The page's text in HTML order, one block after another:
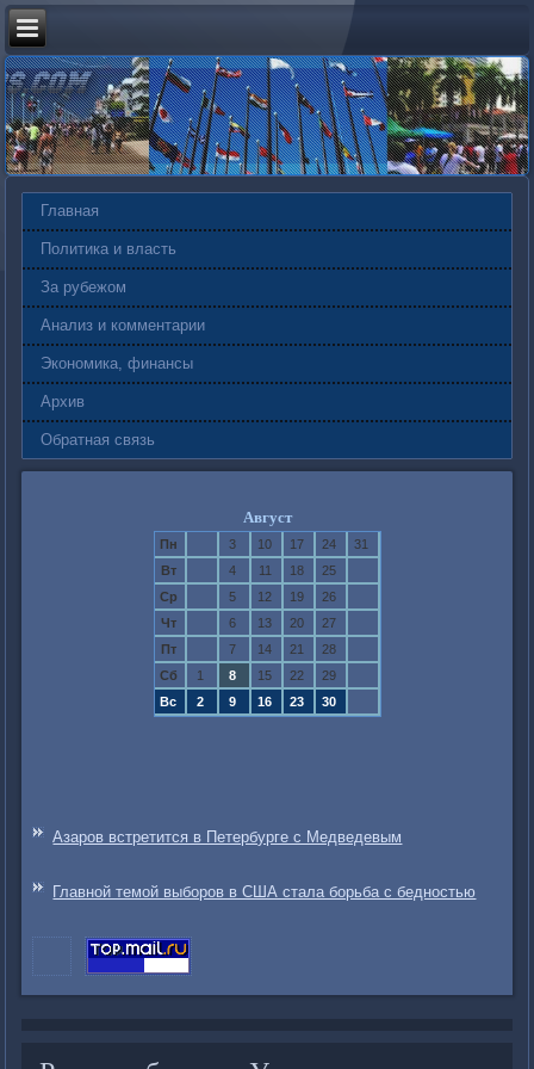
Главная
Политика и власть
За рубежом
Анализ и комментарии
Экономика, финансы
Архив
Обратная связь
Август
Пн 3 10 17 24
31
Вт
4 11 18
25
Ср
5 12 19
26
Чт
6 13 20
27
Пт
7 14 21
28
Сб
1 8 15 22
29
Вс
2 9 16 23 30
Азаров встретится в Петербурге с Медведевым
Главной темой выборов в США стала борьба с бедностью